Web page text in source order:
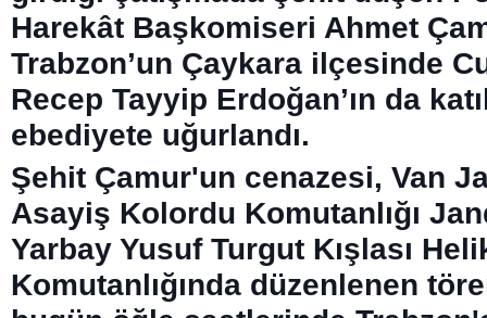
Harekât Başkomiseri Ahmet
Trabzon’un Çaykara ilçesinde
Recep Tayyip Erdoğan’ın da
ebediyete uğurlandı.
Şehit Çamur'un cenazesi, Van
Asayiş Kolordu Komutanlığı
Yarbay Yusuf Turgut Kışlası
Komutanlığında düzenlenen